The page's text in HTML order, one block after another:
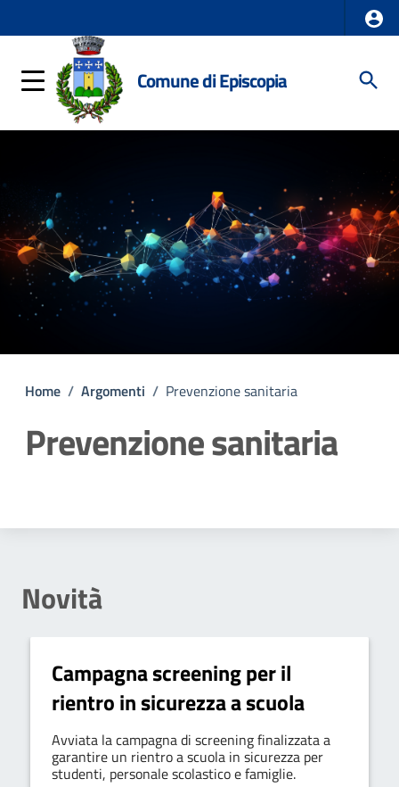
Comune di Episcopia
Home / Argomenti / Prevenzione sanitaria
Prevenzione sanitaria
Novità
Campagna screening per il
rientro in sicurezza a scuola
Avviata la campagna di screening finalizzata a
garantire un rientro a scuola in sicurezza per
studenti, personale scolastico e famiglie.